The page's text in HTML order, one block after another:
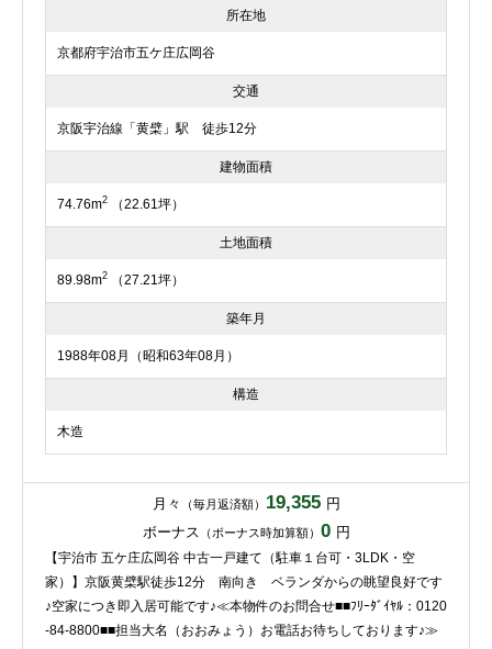
所在地
京都府宇治市五ケ庄広岡谷
交通
京阪宇治線「黄檗」駅 徒歩12分
建物面積
74.76m2 （22.61坪）
土地面積
89.98m2 （27.21坪）
築年月
1988年08月（昭和63年08月）
構造
木造
月々 （毎月返済額） 19,355 円
ボーナス （ボーナス時加算額） 0 円
【宇治市 五ケ庄広岡谷 中古一戸建て（駐車１台可・3LDK・空
家）】京阪黄檗駅徒歩12分 南向き ベランダからの眺望良好です
♪空家につき即入居可能です♪≪本物件のお問合せ■■ﾌﾘｰﾀﾞｲﾔﾙ：0120
-84-8800■■担当大名（おおみょう）お電話お待ちしております♪≫